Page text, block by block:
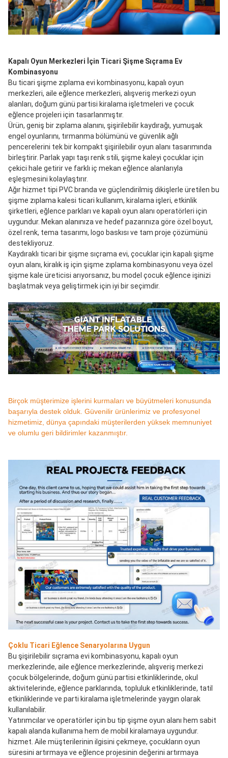
Kapalı Oyun Merkezleri İçin Ticari Şişme Sıçrama Ev
Kombinasyonu
Bu ticari şişme zıplama evi kombinasyonu, kapalı oyun
merkezleri, aile eğlence merkezleri, alışveriş merkezi oyun
alanları, doğum günü partisi kiralama işletmeleri ve çocuk
eğlence projeleri için tasarlanmıştır.
Ürün, geniş bir zıplama alanını, şişirilebilir kaydırağı, yumuşak
engel oyunlarını, tırmanma bölümünü ve güvenlik ağlı
pencerelerini tek bir kompakt şişirilebilir oyun alanı tasarımında
birleştirir. Parlak yapı taşı renk stili, şişme kaleyi çocuklar için
çekici hale getirir ve farklı iç mekan eğlence alanlarıyla
eşleşmesini kolaylaştırır.
Ağır hizmet tipi PVC branda ve güçlendirilmiş dikişlerle üretilen bu
şişme zıplama kalesi ticari kullanım, kiralama işleri, etkinlik
şirketleri, eğlence parkları ve kapalı oyun alanı operatörleri için
uygundur. Mekan alanınıza ve hedef pazarınıza göre özel boyut,
özel renk, tema tasarımı, logo baskısı ve tam proje çözümünü
destekliyoruz.
Kaydıraklı ticari bir şişme sıçrama evi, çocuklar için kapalı şişme
oyun alanı, kiralık iş için şişme zıplama kombinasyonu veya özel
şişme kale üreticisi arıyorsanız, bu model çocuk eğlence işinizi
başlatmak veya geliştirmek için iyi bir seçimdir.
Birçok müşterimize işlerini kurmaları ve büyütmeleri konusunda
başarıyla destek olduk. Güvenilir ürünlerimiz ve profesyonel
hizmetimiz, dünya çapındaki müşterilerden yüksek memnuniyet
ve olumlu geri bildirimler kazanmıştır.
Çoklu Ticari Eğlence Senaryolarına Uygun
Bu şişirilebilir sıçrama evi kombinasyonu, kapalı oyun
merkezlerinde, aile eğlence merkezlerinde, alışveriş merkezi
çocuk bölgelerinde, doğum günü partisi etkinliklerinde, okul
aktivitelerinde, eğlence parklarında, topluluk etkinliklerinde, tatil
etkinliklerinde ve parti kiralama işletmelerinde yaygın olarak
kullanılabilir.
Yatırımcılar ve operatörler için bu tip şişme oyun alanı hem sabit
kapalı alanda kullanıma hem de mobil kiralamaya uygundur.
hizmet. Aile müşterilerinin ilgisini çekmeye, çocukların oyun
süresini artırmaya ve eğlence projesinin değerini artırmaya